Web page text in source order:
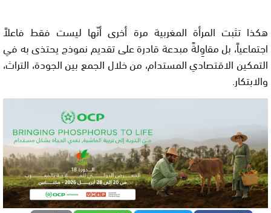
هكذا تثبت المرأة المغربية مرة أخرى أنّها ليست فقط فاعلاً
اجتماعياً، بل مقاوِلةً مبدعة قادرة على تقديم نموذج يحتذى به في
التمكين الاقتصادي المستدام، من خلال الجمع بين الجودة، التراث،
والابتكار.